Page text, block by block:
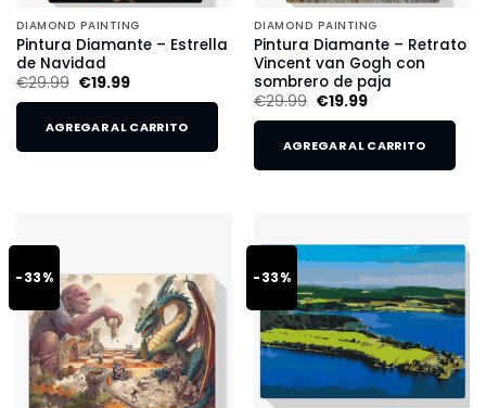
DIAMOND PAINTING
Pintura Diamante – Estrella
de Navidad
€29.99 €19.99
AGREGAR AL CARRITO
DIAMOND PAINTING
Pintura Diamante – Retrato
Vincent van Gogh con
sombrero de paja
€29.99 €19.99
AGREGAR AL CARRITO
-33% -33%